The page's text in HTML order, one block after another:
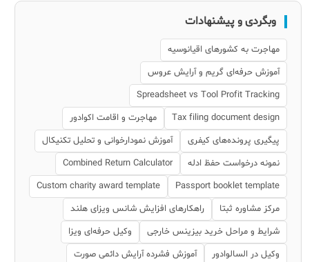
وبگردی و پیشنهادات
مهاجرت به کشورهای اقیانوسیه
آموزش حرفه‌ای گریم و آرایش عروس
Spreadsheet vs Tool Profit Tracking
Tax filing document design
مهاجرت و اقامت اکوادور
پیگیری پرونده‌های کیفری
آموزش نمودارخوانی و تحلیل تکنیکال
نمونه درخواست حفظ ادله
Combined Return Calculator
Passport booklet template
Custom charity award template
مرکز مشاوره ثبتا
راهکارهای افزایش شانس ویزای هلند
شرایط و مراحل خرید بیزینس خارجی
وکیل حرفه‌ای ویزا
وکیل در السالوادور
آموزش فشرده آرایش دائمی صورت